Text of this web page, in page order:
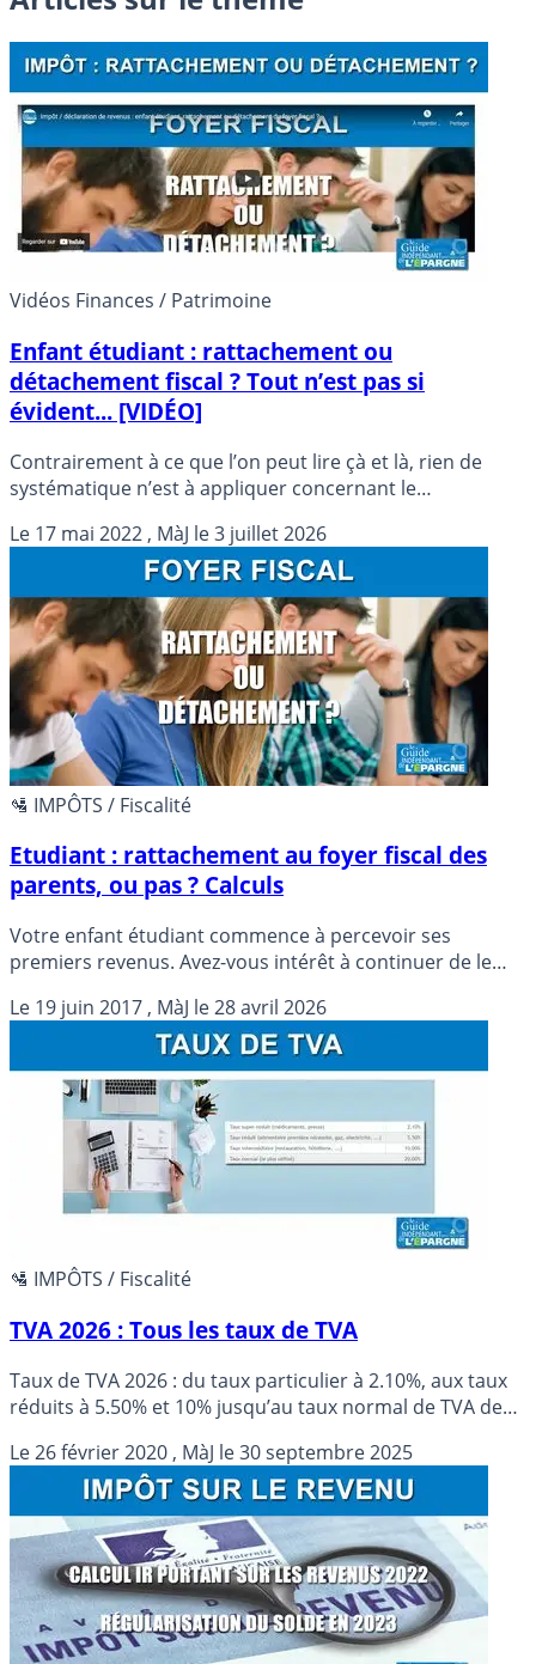
Vidéos Finances / Patrimoine
Enfant étudiant : rattachement ou
détachement fiscal ? Tout n’est pas si
évident... [VIDÉO]
Contrairement à ce que l’on peut lire çà et là, rien de
systématique n’est à appliquer concernant le
versent une pension justifiable et déductible des revenus
imposables... Encore faut-il bien évaluer tous les impacts.
Détails en vidéo.
Le 17 mai 2022 , MàJ le3 juillet 2026
🛂 IMPÔTS / Fiscalité
Etudiant : rattachement au foyer fiscal des
parents, ou pas ? Calculs
Votre enfant étudiant commence à percevoir ses
premiers revenus. Avez-vous intérêt à continuer de le
effectue sa propre déclaration de revenus, séparément ?
Petits calculs entre amis pour tenter de réduire l’impact
fiscal.
Le 19 juin 2017 , MàJ le28 avril 2026
🛂 IMPÔTS / Fiscalité
TVA 2026 : Tous les taux de TVA
Taux de TVA 2026 : du taux particulier à 2.10%, aux taux
réduits à 5.50% et 10% jusqu’au taux normal de TVA de
Le26 février 2020 , MàJ le30 septembre 2025